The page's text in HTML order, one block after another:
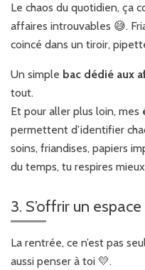
Le chaos du quotidien, ça
affaires introuvables 😅.
coincé dans un tiroir,
Un simple bac dédié aux
tout.
Et pour aller plus loin, mes
permettent d’identifier
soins, friandises, papiers
du temps, tu respires
3. S’offrir un espace
La rentrée, ce n’est pas
aussi penser à toi 💛.